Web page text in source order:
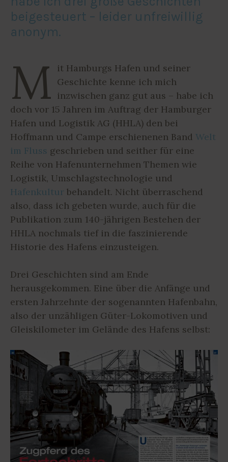
beigesteuert – leider unfreiwillig
anonym.
M it Hamburgs Hafen und seiner
Geschichte kenne ich mich
inzwischen ganz gut aus – habe ich
doch vor 15 Jahren im Auftrag der Hamburger
Hafen und Logistik AG (HHLA) den bei
Hoffmann und Campe erschienenen Band Welt
im Fluss geschrieben und seither für eine
Reihe von Hafenunternehmen Themen wie
Logistik, Umschlagstechnologie und
Hafenkultur behandelt. Nicht überraschend
also, dass ich gebeten wurde, auch für die
Publikation zum 140-jährigen Bestehen der
HHLA nochmals tief in die faszinierende
Historie des Hafens einzusteigen.
Drei Geschichten sind am Ende
herausgekommen. Eine über die Anfänge und
ersten Jahrzehnte der sogenannten Hafenbahn,
also der unzähligen Güter-Lokomotiven und
Gleiskilometer im Gelände des Hafens selbst: